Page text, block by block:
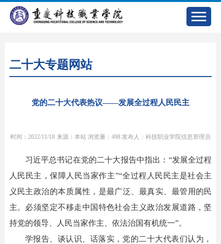
二十大专题网站
党的二十大代表热议——发展全过程人民民主
时间：2022/11/18 来源：本站 浏览量： 498 发布人：科技职业学院信息管理员
习近平总书记在党的二十大报告中指出：“发展全过程
人民民主，保障人民当家作主”“全过程人民民主是社会主
义民主政治的本质属性，是最广泛、最真实、最管用的民
主。必须坚定不移走中国特色社会主义政治发展道路，坚
持党的领导、人民当家作主、依法治国有机统一”。
学报告、谈认识、话落实，党的二十大代表们认为，